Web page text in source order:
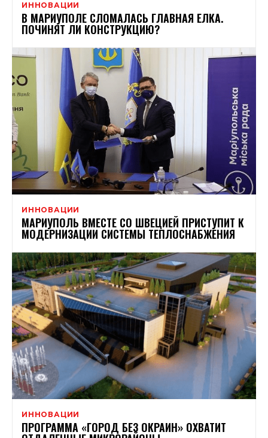
ИННОВАЦИИ
В МАРИУПОЛЕ СЛОМАЛАСЬ ГЛАВНАЯ ЕЛКА.
ПОЧИНЯТ ЛИ КОНСТРУКЦИЮ?
ИННОВАЦИИ
МАРИУПОЛЬ ВМЕСТЕ СО ШВЕЦИЕЙ ПРИСТУПИТ К
МОДЕРНИЗАЦИИ СИСТЕМЫ ТЕПЛОСНАБЖЕНИЯ
ИННОВАЦИИ
ПРОГРАММА «ГОРОД БЕЗ ОКРАИН» ОХВАТИТ